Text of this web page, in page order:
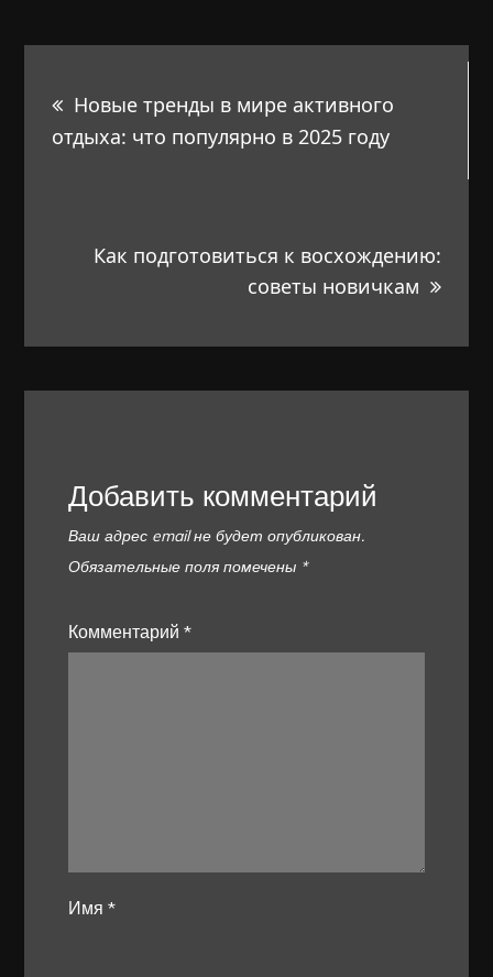
по
Новые тренды в мире активного
отдыха: что популярно в 2025 году
Как подготовиться к восхождению:
советы новичкам
Добавить комментарий
Ваш адрес email не будет опубликован.
Обязательные поля помечены *
Комментарий*
Имя*